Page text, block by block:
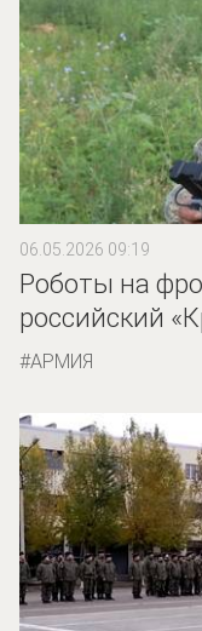
06.05.2026 09:19
Роботы на
российский
АРМИЯ